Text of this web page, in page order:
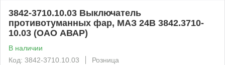
3842-3710.10.03 Выключатель
противотуманных фар, МАЗ 24В 3842.3710-
10.03 (ОАО АВАР)
В наличии
Код: 3842-3710.10.03
Розница